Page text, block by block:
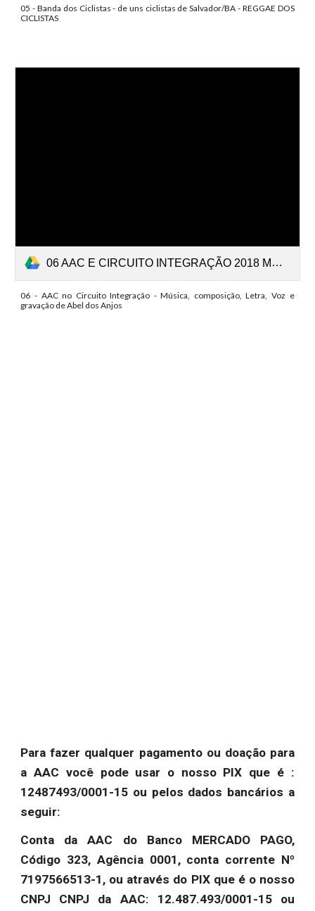
05 - Banda dos Ciclistas - de uns ciclistas de Salvador/BA - REGGAE DOS
CICLISTAS
06 AAC E CIRCUITO INTEGRAÇÃO 2018 MÚSICA, COMPETIÇÃO E LETRA DE ABEL DOS ANJOS.mp3
06 - AAC no Circuito Integração - Música, composição, Letra, Voz e
gravação de Abel dos Anjos
Para fazer qualquer pagamento ou doação para
a AAC você pode usar o nosso PIX que é :
12487493/0001-15 ou pelos dados bancários a
seguir:
Conta da AAC do Banco MERCADO PAGO,
Código 323, Agência 0001, conta corrente Nº
7197566513-1, ou através do PIX que é o nosso
CNPJ CNPJ da AAC: 12.487.493/0001-15 ou